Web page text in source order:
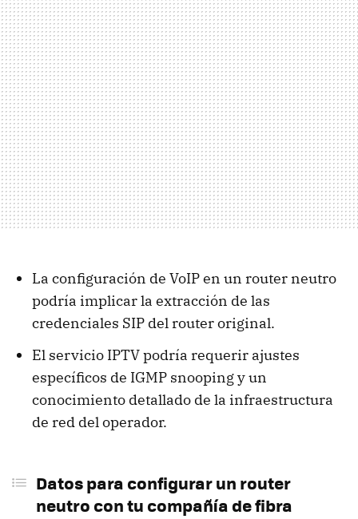
La configuración de VoIP en un router neutro
podría implicar la extracción de las
credenciales SIP del router original.
El servicio IPTV podría requerir ajustes
específicos de IGMP snooping y un
conocimiento detallado de la infraestructura
de red del operador.
Datos para configurar un router
neutro con tu compañía de fibra